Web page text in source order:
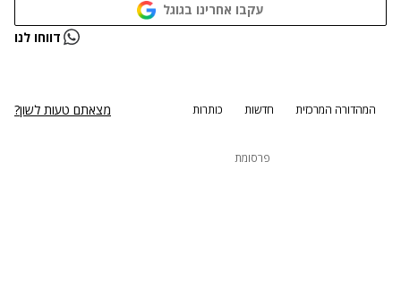
עקבו אחרינו בגוגל
נתקלנו בבעיה דווחו לנו
המהדורה המרכזית חדשות כותרות מצאתם טעות לשון?
פרסומת